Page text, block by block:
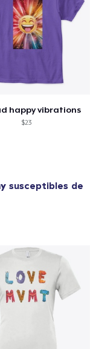
happy vibrations
$23
susceptibles de